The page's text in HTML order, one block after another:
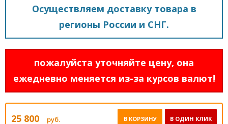
Осуществляем доставку товара в
регионы России и СНГ.
пожалуйста уточняйте цену, она
ежедневно меняется из-за курсов валют!
25 800 руб. В ОДИН КЛИК
В КОРЗИНУ